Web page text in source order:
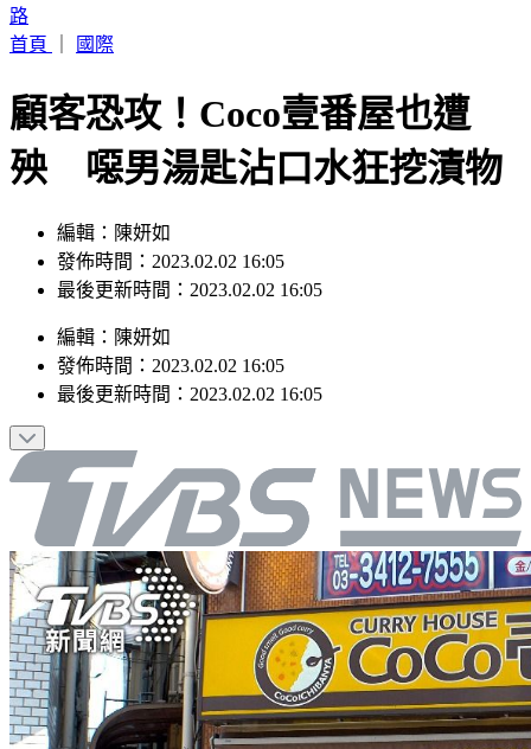
度4級
首頁
國際
顧客恐攻！Coco壹番屋也遭
殃 噁男湯匙沾口水狂挖漬物
編輯：陳妍如
發佈時間：2023.02.02 16:05
最後更新時間：2023.02.02 16:05
編輯 ： 陳妍如
發佈時間： 2023.02.02 16:05
最後更新時間： 2023.02.02 16:05